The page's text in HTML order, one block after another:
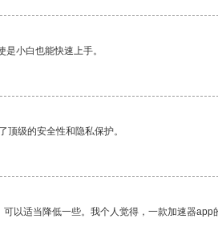
小白也能快速上手。
顶级的安全性和隐私保护。
以适当降低一些。我个人觉得，一款加速器app